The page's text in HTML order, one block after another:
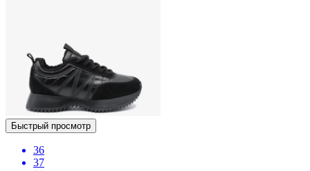
Быстрый просмотр
36
37